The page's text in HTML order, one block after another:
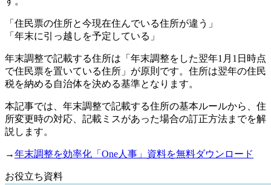
「住民票の住所と今現在住んでいる住所が違う」
「年末に引っ越しを予定している」
年末調整で記載する住所は「年末調整をした翌年1月1日時点
で住民票を置いている住所」が原則です。住所は翌年の住民
税を納める自治体を決める基準となります。
本記事では、年末調整で記載する住所の基本ルールから、住
所変更時の対応、記載ミスがあった場合の訂正方法までを解
説します。
→年末調整を効率化「One人事」資料を無料ダウンロード
お役立ち資料